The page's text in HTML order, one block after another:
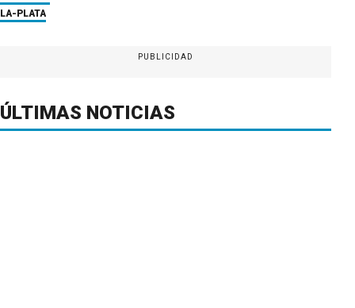
LA-PLATA
PUBLICIDAD
ÚLTIMAS NOTICIAS